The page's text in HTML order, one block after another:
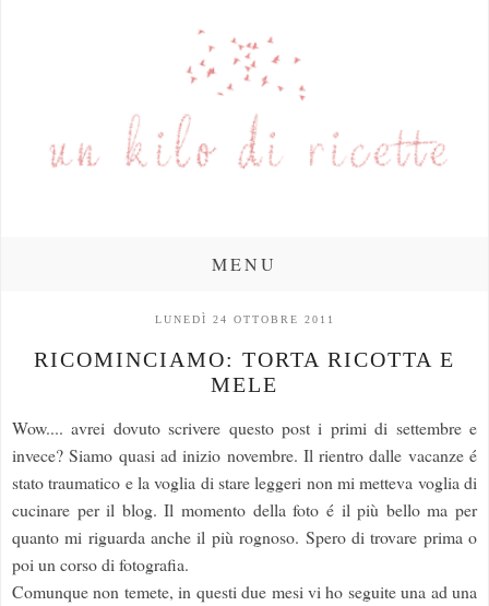
MENU
LUNEDÌ 24 OTTOBRE 2011
RICOMINCIAMO: TORTA RICOTTA E
MELE
Wow.... avrei dovuto scrivere questo post i primi di settembre e
invece? Siamo quasi ad inizio novembre. Il rientro dalle vacanze é
stato traumatico e la voglia di stare leggeri non mi metteva voglia di
cucinare per il blog. Il momento della foto é il più bello ma per
quanto mi riguarda anche il più rognoso. Spero di trovare prima o
poi un corso di fotografia.
Comunque non temete, in questi due mesi vi ho seguite una ad una